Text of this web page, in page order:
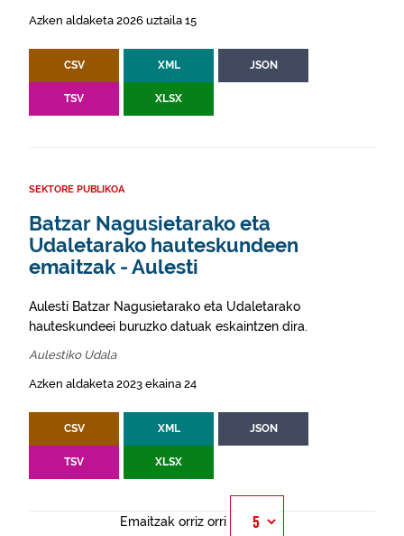
Azken aldaketa 2026 uztaila 15
CSV XML JSON
TSV XLSX
SEKTORE PUBLIKOA
Batzar Nagusietarako eta
Udaletarako hauteskundeen
emaitzak - Aulesti
Aulesti Batzar Nagusietarako eta Udaletarako
hauteskundeei buruzko datuak eskaintzen dira.
Aulestiko Udala
Azken aldaketa 2023 ekaina 24
CSV XML JSON
TSV XLSX
Emaitzak orriz orri